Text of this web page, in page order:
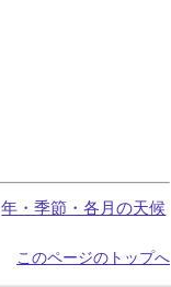
年・季節・各月の天候
このページのトップへ